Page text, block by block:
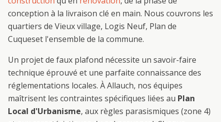
conception à la livraison clé en main. Nous couvrons les
quartiers de Vieux village, Logis Neuf, Plan de
Cuqueset l'ensemble de la commune.
Un projet de faux plafond nécessite un savoir-faire
technique éprouvé et une parfaite connaissance des
réglementations locales. ÀAllauch, nos équipes
maîtrisent les contraintes spécifiques liées au Plan
Local d'Urbanisme, aux règles parasismiques (zone 4)